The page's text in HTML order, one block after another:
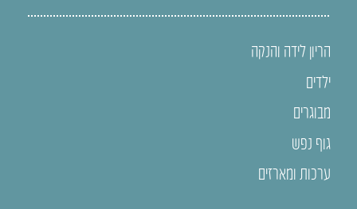
הריון לידה והנקה
ילדים
מבוגרים
גוף נפש
ערכות ומארזים